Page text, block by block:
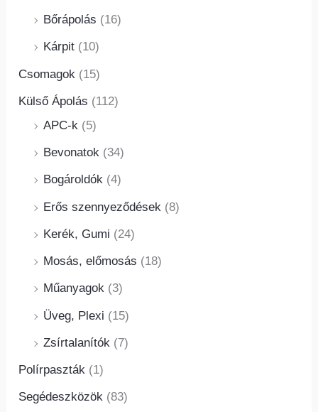
Bőrápolás (16)
Kárpit (10)
Csomagok (15)
Külső Ápolás (112)
APC-k (5)
Bevonatok (34)
Bogároldók (4)
Erős szennyeződések (8)
Kerék, Gumi (24)
Mosás, előmosás (18)
Műanyagok (3)
Üveg, Plexi (15)
Zsírtalanítók (7)
Polírpaszták (1)
Segédeszközök (83)